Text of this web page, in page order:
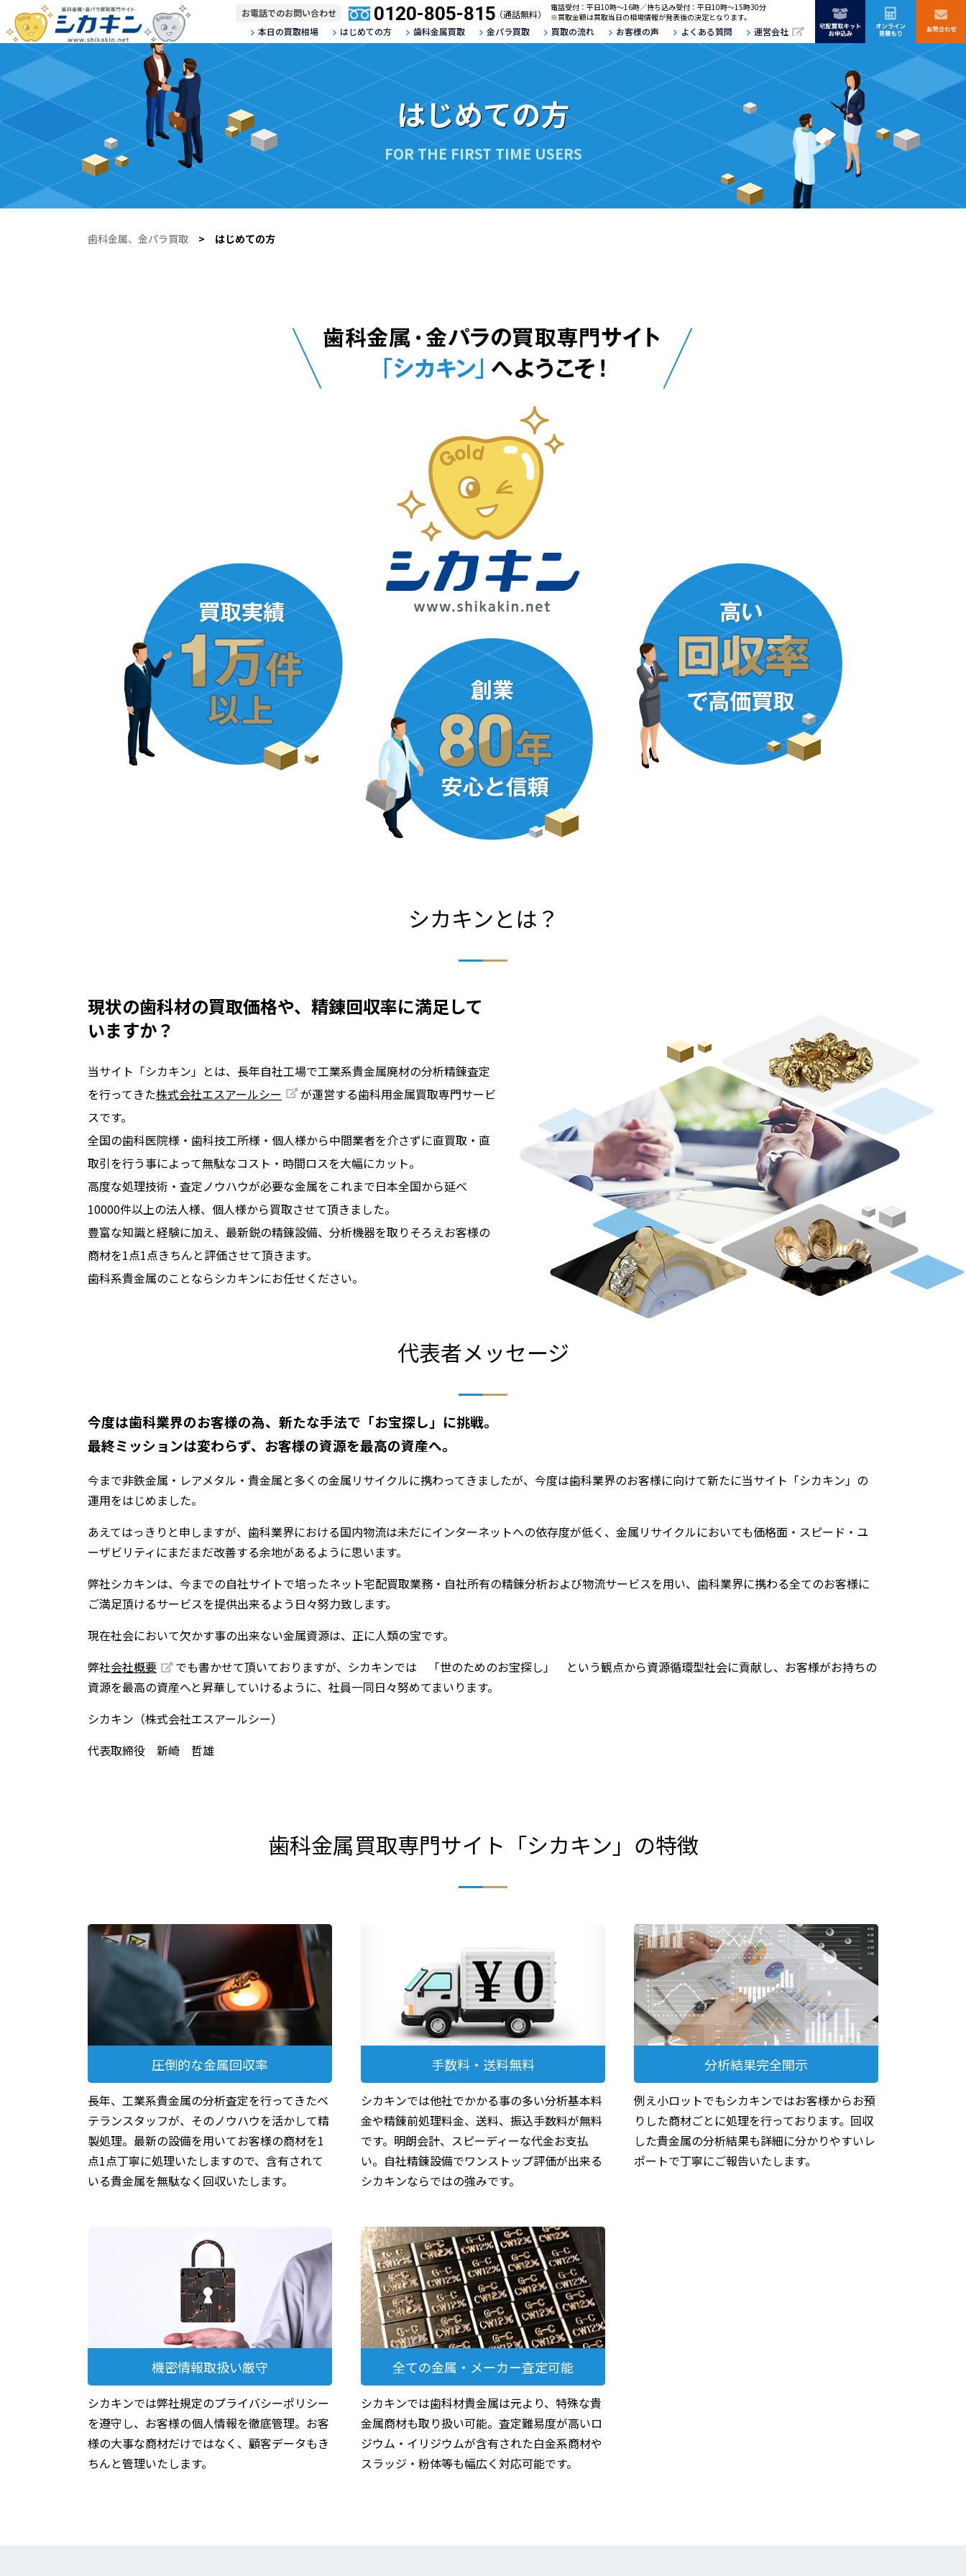
お電話でのお問い合わせ 0120-805-815（通話無料）
電話受付：平日10時～16時／持ち込み受付：平日10時～15時30分
※買取金額は買取当日の相場情報が発表後の決定となります。
本日の買取相場 はじめての方 歯科金属買取 金パラ買取 買取の流れ お客様の声 よくある質問 運営会社
はじめての方
FOR THE FIRST TIME USERS
歯科金属、金パラ買取 > はじめての方
シカキンとは？
現状の歯科材の買取価格や、 精錬回収率に満足して
いますか？
当サイト「シカキン」とは、長年自社工場で工業系貴金属廃材の分析精錬査定
を行ってきた株式会社エスアールシー
が運営する歯科用金属買取専門サービ
スです。
全国の歯科医院様・歯科技工所様・個人様から中間業者を介さずに直買取・直
取引を行う事によって無駄なコスト・時間ロスを大幅にカット。
高度な処理技術・査定ノウハウが必要な金属をこれまで日本全国から延べ
10000件以上の法人様、個人様から買取させて頂きました。
豊富な知識と経験に加え、最新鋭の精錬設備、分析機器を取りそろえお客様の
商材を1点1点きちんと評価させて頂きます。
歯科系貴金属のことならシカキンにお任せください。
代表者メッセージ
今度は歯科業界のお客様の為、新たな手法で「お宝探し」に挑戦。
最終ミッションは変わらず、お客様の資源を最高の資産へ。
今まで非鉄金属・レアメタル・貴金属と多くの金属リサイクルに携わってきましたが、今度は歯科業界のお客様に向けて新たに当サイト「シカキン」の
運用をはじめました。
あえてはっきりと申しますが、歯科業界における国内物流は未だにインターネットへの依存度が低く、金属リサイクルにおいても価格面・スピード・ユ
ーザビリティにまだまだ改善する余地があるように思います。
弊社シカキンは、今までの自社サイトで培ったネット宅配買取業務・自社所有の精錬分析および物流サービスを用い、歯科業界に携わる全てのお客様に
ご満足頂けるサービスを提供出来るよう日々努力致します。
現在社会において欠かす事の出来ない金属資源は、正に人類の宝です。
弊社会社概要
でも書かせて頂いておりますが、シカキンでは 「世のためのお宝探し」 という観点から資源循環型社会に貢献し、お客様がお持ちの
資源を最高の資産へと昇華していけるように、社員一同日々努めてまいります。
シカキン（株式会社エスアールシー）
代表取締役 新崎 哲雄
歯科金属買取専門サイト「シカキン」の特徴
圧倒的な金属回収率
長年、工業系貴金属の分析査定を行ってきたベ
テランスタッフが、そのノウハウを活かして精
製処理。最新の設備を用いてお客様の商材を1
点1点丁寧に処理いたしますので、含有されて
いる貴金属を無駄なく回収いたします。
手数料・送料無料
シカキンでは他社でかかる事の多い分析基本料
金や精錬前処理料金、送料、振込手数料が無料
です。明朗会計、スピーディーな代金お支払
い。自社精錬設備でワンストップ評価が出来る
シカキンならではの強みです。
分析結果完全開示
例え小ロットでもシカキンではお客様からお預
りした商材ごとに処理を行っております。回収
した貴金属の分析結果も詳細に分かりやすいレ
ポートで丁寧にご報告いたします。
機密情報取扱い厳守
シカキンでは弊社規定のプライバシーポリシー
を遵守し、お客様の個人情報を徹底管理。お客
様の大事な商材だけではなく、顧客データもき
ちんと管理いたします。
全ての金属・メーカー査定可能
シカキンでは歯科材貴金属は元より、特殊な貴
金属商材も取り扱い可能。査定難易度が高いロ
ジウム・イリジウムが含有された白金系商材や
スラッジ・粉体等も幅広く対応可能です。